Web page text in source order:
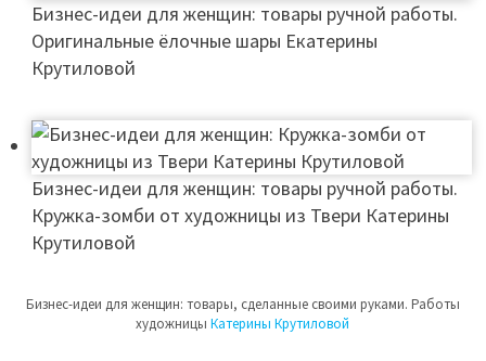
Бизнес-идеи для женщин: товары ручной работы.
Оригинальные ёлочные шары Екатерины
Крутиловой
Бизнес-идеи для женщин: товары ручной работы.
Кружка-зомби от художницы из Твери Катерины
Крутиловой
Бизнес-идеи для женщин: товары, сделанные своими руками. Работы
художницыКатерины Крутиловой